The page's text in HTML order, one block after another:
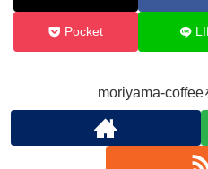
Pocket
moriyama-